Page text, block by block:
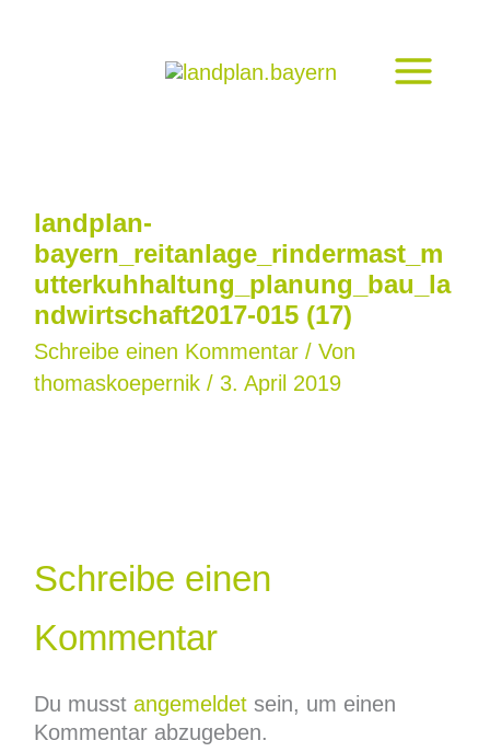
landplan-
bayern_reitanlage_rindermast_m
utterkuhhaltung_planung_bau_la
ndwirtschaft2017-015 (17)
Schreibe einen Kommentar / Von
thomaskoepernik / 3. April 2019
Schreibe einen
Kommentar
Du musst angemeldetsein, um einen
Kommentar abzugeben.